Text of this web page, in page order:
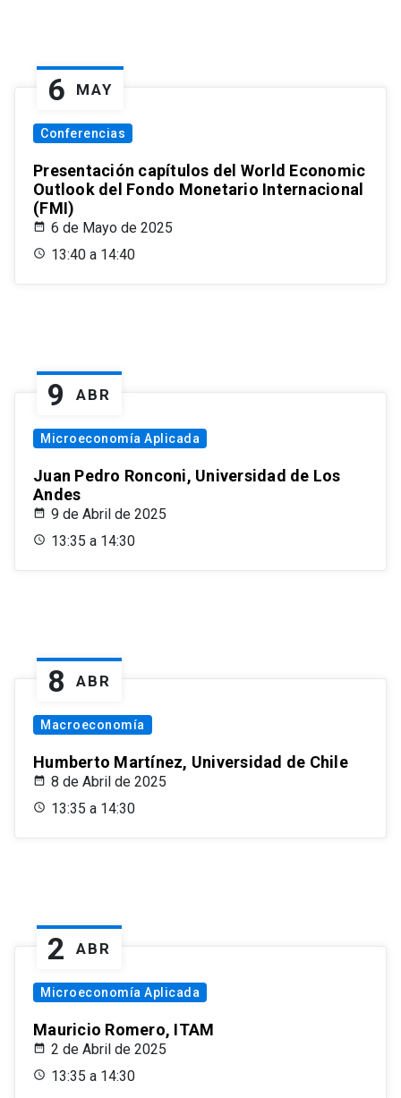
6 MAY
Conferencias
Presentación capítulos del World Economic
Outlook del Fondo Monetario Internacional
(FMI)
6 de Mayo de 2025
13:40 a 14:40
9 ABR
Microeconomía Aplicada
Juan Pedro Ronconi, Universidad de Los
Andes
9 de Abril de 2025
13:35 a 14:30
8 ABR
Macroeconomía
Humberto Martínez, Universidad de Chile
8 de Abril de 2025
13:35 a 14:30
2 ABR
Microeconomía Aplicada
Mauricio Romero, ITAM
2 de Abril de 2025
13:35 a 14:30